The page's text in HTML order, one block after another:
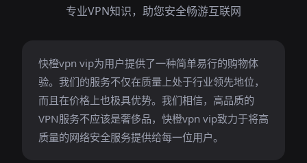
专业VPN知识，助您安全畅游互联网
快橙vpn vip为用户提供了一种简单易行的购物体
验。我们的服务不仅在质量上处于行业领先地位，
而且在价格上也极具优势。我们相信，高品质的
VPN服务不应该是奢侈品，快橙vpn vip致力于将高
质量的网络安全服务提供给每一位用户。